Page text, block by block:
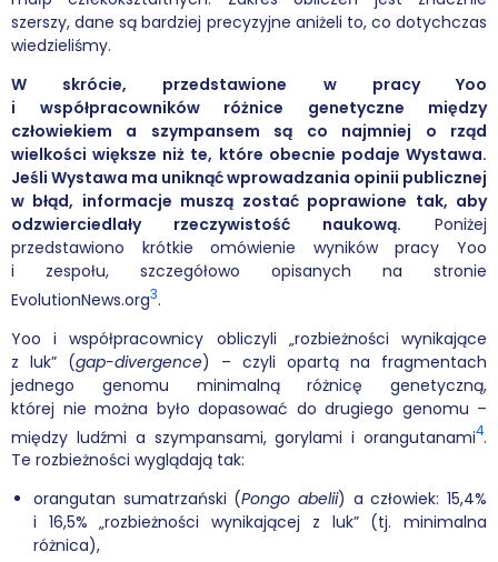
szerszy, dane są bardziej precyzyjne aniżeli to, co dotychczas
wiedzieliśmy.
W skrócie, przedstawione w pracy Yoo
i współpracowników różnice genetyczne między
człowiekiem a szympansem są co najmniej o rząd
wielkości większe niż te, które obecnie podaje Wystawa.
Jeśli Wystawa ma uniknąć wprowadzania opinii publicznej
w błąd, informacje muszą zostać poprawione tak, aby
odzwierciedlały rzeczywistość naukową. Poniżej
przedstawiono krótkie omówienie wyników pracy Yoo
i zespołu, szczegółowo opisanych na stronie
EvolutionNews.org3.
Yoo i współpracownicy obliczyli „rozbieżności wynikające
z luk” (gap-divergence) – czyli opartą na fragmentach
jednego genomu minimalną różnicę genetyczną,
której nie można było dopasować do drugiego genomu –
między ludźmi a szympansami, gorylami i orangutanami4.
Te rozbieżności wyglądają tak:
orangutan sumatrzański (Pongo abelii) a człowiek: 15,4%
i 16,5% „rozbieżności wynikającej z luk” (tj. minimalna
różnica),